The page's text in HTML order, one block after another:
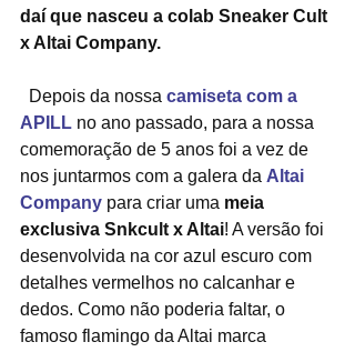
daí que nasceu a colab Sneaker Cult
x Altai Company.
  Depois da nossa
camiseta com a
APILL no ano passado, para a nossa
comemoração de 5 anos foi a vez de
nos juntarmos com a galera da Altai
Company para criar uma meia
exclusiva Snkcult x Altai! A versão foi
desenvolvida na cor azul escuro com
detalhes vermelhos no calcanhar e
dedos. Como não poderia faltar, o
famoso flamingo da Altai marca